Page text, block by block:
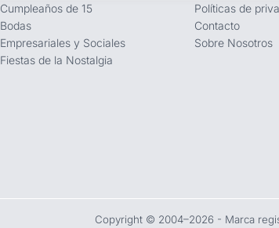
Cumpleaños de 15
Bodas
Empresariales y Sociales
Fiestas de la Nostalgia
Políticas de
Contacto
Sobre Nosotros
Copyright ©️ 2004–2026 - Marca